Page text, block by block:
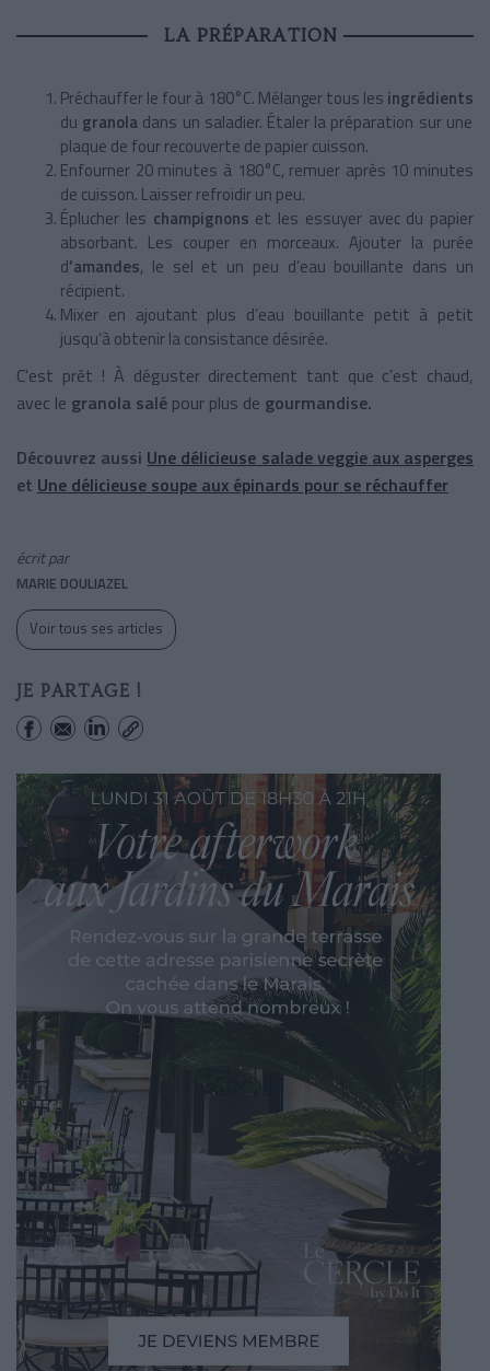
LA PRÉPARATION
Préchauffer le four à 180°C. Mélanger tous les ingrédients
du granola dans un saladier. Étaler la préparation sur une
plaque de four recouverte de papier cuisson.
Enfourner 20 minutes à 180°C, remuer après 10 minutes
de cuisson. Laisser refroidir un peu.
Éplucher les champignons et les essuyer avec du papier
absorbant. Les couper en morceaux. Ajouter la purée
d’amandes, le sel et un peu d’eau bouillante dans un
récipient.
Mixer en ajoutant plus d’eau bouillante petit à petit
jusqu’à obtenir la consistance désirée.
C'est prêt ! À déguster directement tant que c’est chaud,
avec le granola salé pour plus de gourmandise.
Découvrez aussi Une délicieuse salade veggie aux asperges
et Une délicieuse soupe aux épinards pour se réchauffer
écrit par
MARIE DOULIAZEL
Voir tous ses articles
JE PARTAGE !